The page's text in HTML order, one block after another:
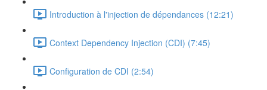
Introduction à l'injection de dépendances (12:21)
Context Dependency Injection (CDI) (7:45)
Configuration de CDI (2:54)